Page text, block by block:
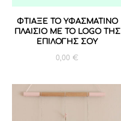
ΦΤΙΑΞΕ ΤΟ ΥΦΑΣΜΑΤΙΝΟ
ΠΛΑΙΣΙΟ ΜΕ ΤΟ LOGO ΤΗΣ
ΕΠΙΛΟΓΗΣ ΣΟΥ
0,00 €